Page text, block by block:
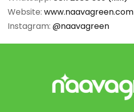
Website: www.naavagreen.com
Instagram: @naavagreen